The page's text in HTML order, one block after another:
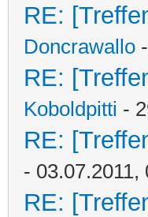
RE:
Doncrawallo
RE:
Koboldpitti -
RE:
- 03.07.2011,
RE: